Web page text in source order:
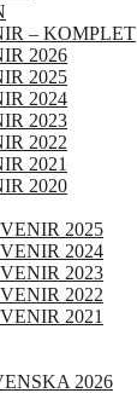
– KOMPLET
2026
2025
2024
2023
2022
2021
2020
2025
2024
2023
2022
2021
2026